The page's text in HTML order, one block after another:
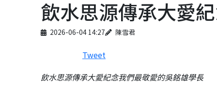
飲水思源傳承大愛
Published on
2026-06-04 14:27
Author 陳雪君
Tweet
飲水思源傳承大愛紀念我們最敬愛的吳銘雄學長